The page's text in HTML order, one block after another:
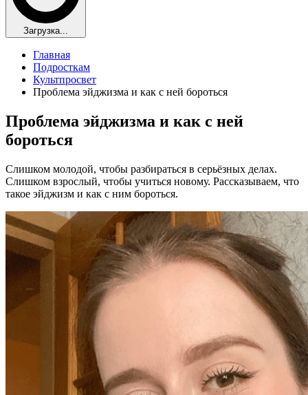
Загрузка...
Главная
Подросткам
Культпросвет
Проблема эйджизма и как с ней бороться
Проблема эйджизма и как с ней
бороться
Слишком молодой, чтобы разбираться в серьёзных делах.
Слишком взрослый, чтобы учиться новому. Рассказываем, что
такое эйджизм и как с ним бороться.